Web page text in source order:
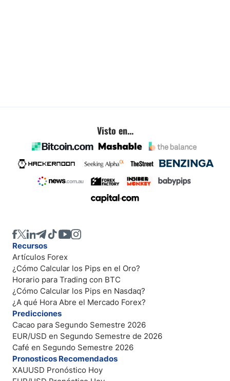
Visto en...
Recursos
Artículos Forex
¿Cómo Calcular los Pips en el Oro?
Horario para Trading con BTC
¿Cómo Calcular los Pips en Nasdaq?
¿A qué Hora Abre el Mercado Forex?
Predicciones
Cacao para Segundo Semestre 2026
EUR/USD en Segundo Semestre de 2026
Café en Segundo Semestre 2026
Pronosticos Recomendados
XAUUSD Pronóstico Hoy